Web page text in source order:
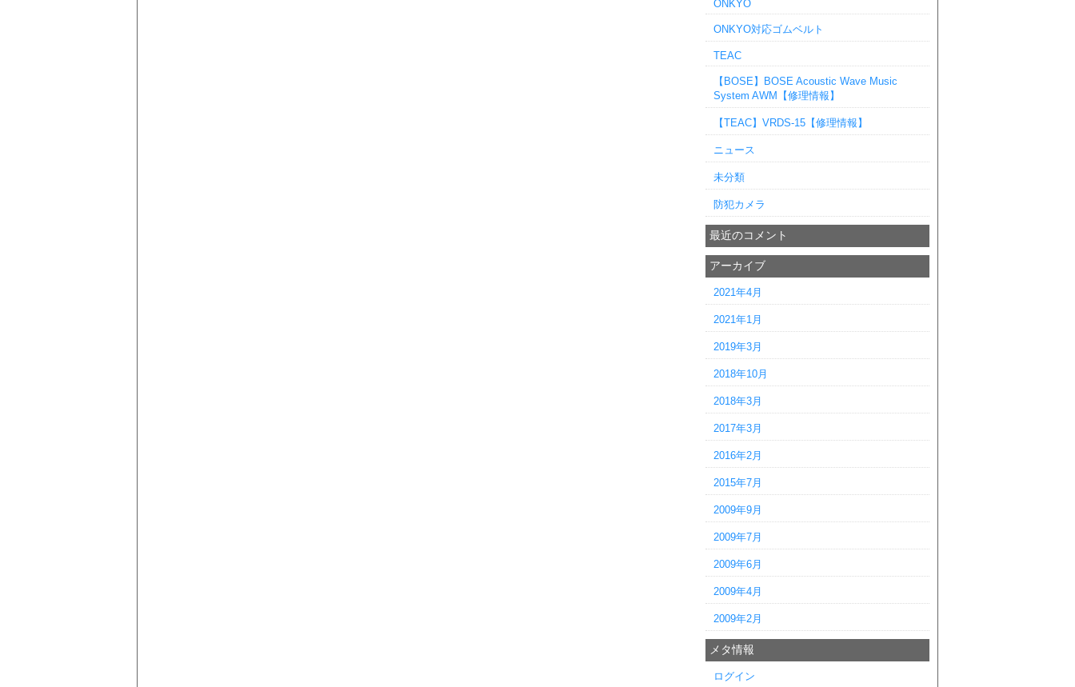
ONKYO
ONKYO対応ゴムベルト
TEAC
【BOSE】BOSE Acoustic Wave Music
System AWM【修理情報】
【TEAC】VRDS-15【修理情報】
ニュース
未分類
防犯カメラ
最近のコメント
アーカイブ
2021年4月
2021年1月
2019年3月
2018年10月
2018年3月
2017年3月
2016年2月
2015年7月
2009年9月
2009年7月
2009年6月
2009年4月
2009年2月
メタ情報
ログイン